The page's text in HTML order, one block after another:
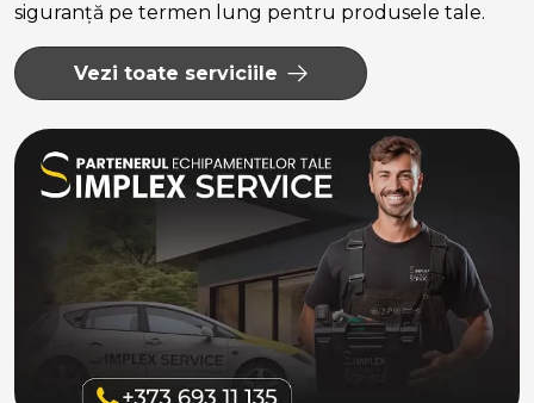
siguranță pe termen lung pentru produsele tale.
Vezi toate serviciile